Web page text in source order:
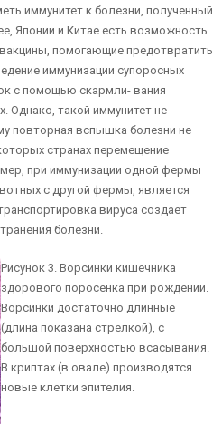
иммунитет к болезни, полученный
Японии и Китае есть возможность
помогающие предотвратить
иммунизации супоросных
с помощью скармли- вания
Однако, такой иммунитет не
повторная вспышка болезни не
странах перемещение
при иммунизации одной фермы
с другой фермы, является
вируса создает
болезни.
Рисунок 3. Ворсинки кишечника
здорового поросенка при рождении.
Ворсинки достаточно длинные
(длина показана стрелкой), с
большой поверхностью всасывания.
В криптах (в овале) производятся
новые клетки эпителия.